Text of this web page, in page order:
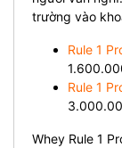
trường vào
Rule 1
Rule 1
Whey Rule 1